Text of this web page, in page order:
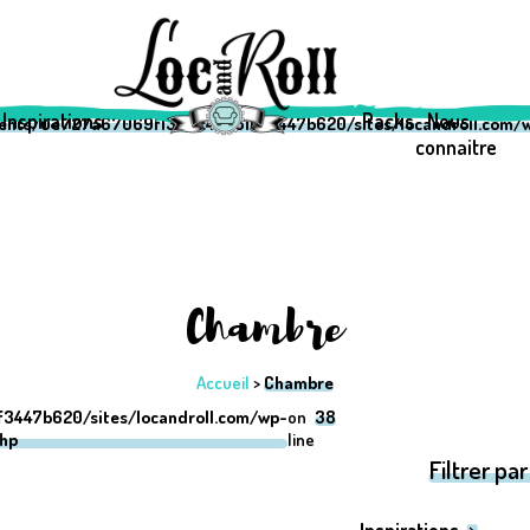
sites/locandroll.com/wp-content/
sites/locandroll.com/wp-content/
0e727a67069f1333c42a510f3447b620/sites/
Inspirations Packs Nous
connaitre
Chambre
Accueil >Chambre
sites/locandroll.com/wp-on
line
38
Filtrer par